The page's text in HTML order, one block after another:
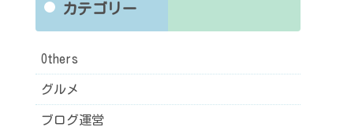
カテゴリー
Others
グルメ
ブログ運営